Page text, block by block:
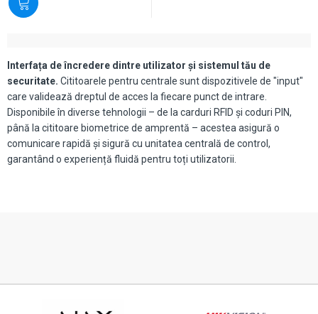
Interfața de încredere dintre utilizator și sistemul tău de
securitate. Cititoarele pentru centrale sunt dispozitivele de "input"
care validează dreptul de acces la fiecare punct de intrare.
Disponibile în diverse tehnologii – de la carduri RFID și coduri PIN,
până la cititoare biometrice de amprentă – acestea asigură o
comunicare rapidă și sigură cu unitatea centrală de control,
garantând o experiență fluidă pentru toți utilizatorii.